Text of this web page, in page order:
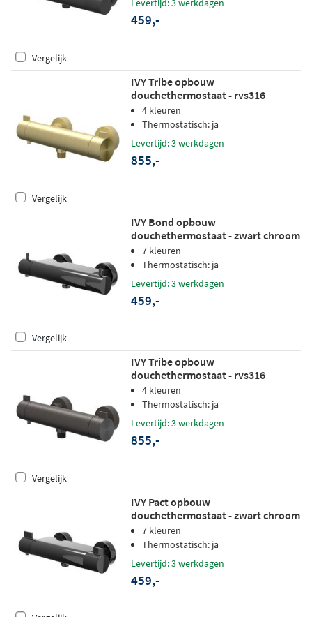
Levertijd: 3 werkdagen
459,-
Vergelijk
IVY Tribe opbouw
douchethermostaat - rvs316
geborsteld mat goud PVD
4 kleuren
Thermostatisch: ja
Levertijd: 3 werkdagen
855,-
Vergelijk
IVY Bond opbouw
douchethermostaat - zwart chroom
PVD7 kleuren
Thermostatisch: ja
Levertijd: 3 werkdagen
459,-
Vergelijk
IVY Tribe opbouw
douchethermostaat - rvs316
geborsteld carbon black PVD
4 kleuren
Thermostatisch: ja
Levertijd: 3 werkdagen
855,-
Vergelijk
IVY Pact opbouw
douchethermostaat - zwart chroom
PVD7 kleuren
Thermostatisch: ja
Levertijd: 3 werkdagen
459,-